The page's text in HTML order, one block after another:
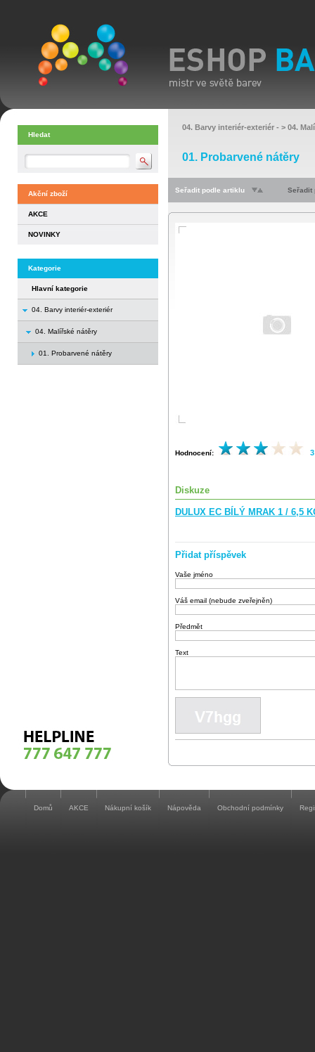
Hledat
Akční zboží
AKCE
NOVINKY
Kategorie
Hlavní kategorie
04. Barvy interiér-exteriér
04. Malířské nátěry
01. Probarvené nátěry
04. Barvy interiér-exteriér - > 04.
01. Probarvené nátěry
Seřadit podle artiklu Seřadit
Hodnocení:
Diskuze
DULUX EC BÍLÝ MRAK 1 / 6,5
Přidat příspěvek
Vaše jméno
Váš email (nebude zveřejněn)
Předmět
Text
Domů AKCE Nákupní košík Nápověda Obchodní podmínky